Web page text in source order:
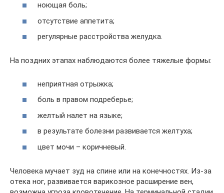
ноющая боль;
отсутствие аппетита;
регулярные расстройства желудка.
На поздних этапах наблюдаются более тяжелые формы:
неприятная отрыжка;
боль в правом подреберье;
желтый налет на языке;
в результате болезни развивается желтуха;
цвет мочи – коричневый.
Человека мучает зуд на спине или на конечностях. Из-за
отека ног, развивается варикозное расширение вен,